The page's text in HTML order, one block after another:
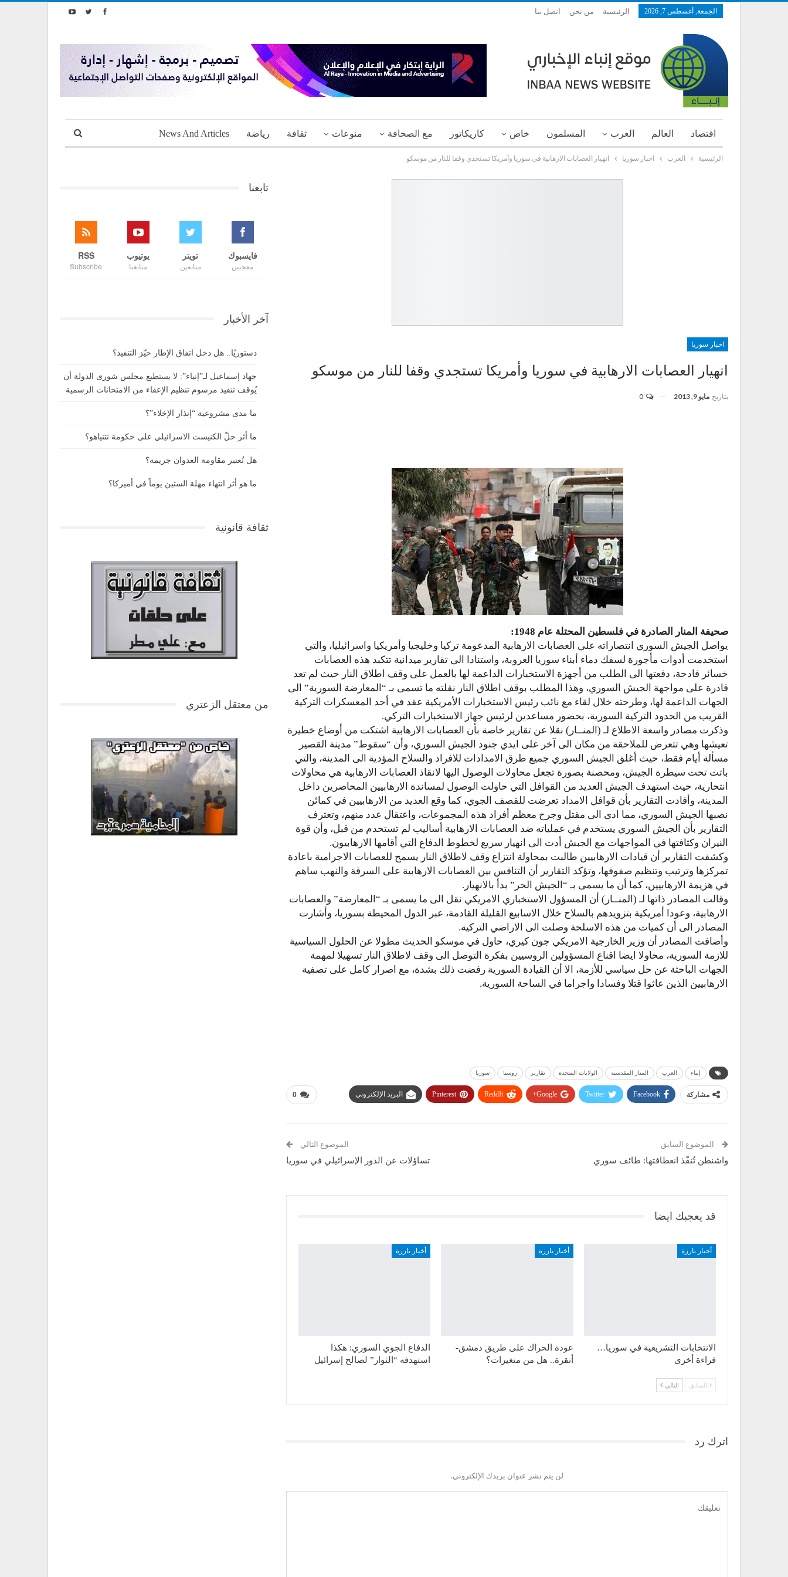
الجمعة, أغسطس 7, 2026 الرئيسية من نحن اتصل بنا
اقتصاد العالم العرب المسلمون خاص كاريكاتور مع الصحافة منوعات ثقافة رياضة News And Articles
الرئيسية العرب اخبار سوريا انهيار العصابات الارهابية في سوريا وأمريكا تستجدي وقفا للنار من موسكو
اخبار سوريا
انهيار العصابات الارهابية في سوريا وأمريكا تستجدي وقفا للنار من موسكو
بتاريخ مايو 9, 2013
صحيفة المنار الصادرة في فلسطين المحتلة عام 1948:
يواصل الجيش السوري انتصاراته على العصابات الارهابية المدعومة تركيا وخليجيا وأمريكيا واسرائيليا، والتي
استخدمت أدوات مأجورة لسفك دماء أبناء سوريا العروبة، واستنادا الى تقارير ميدانية تتكبد هذه العصابات
خسائر فادحة، دفعتها الى الطلب من أجهزة الاستخبارات الداعمة لها بالعمل على وقف اطلاق النار حيث لم تعد
قادرة على مواجهة الجيش السوري، وهذا المطلب بوقف اطلاق النار نقلته ما تسمى بـ “المعارضة السورية” الى
الجهات الداعمة لها، وطرحته خلال لقاء مع نائب رئيس الاستخبارات الأمريكية عقد في أحد المعسكرات التركية
القريب من الحدود التركية السورية، بحضور مساعدين لرئيس جهاز الاستخبارات التركي.
وذكرت مصادر واسعة الاطلاع لـ (المنــار) نقلا عن تقارير خاصة بأن العصابات الارهابية اشتكت من أوضاع خطيرة
تعيشها وهي تتعرض للملاحقة من مكان الى آخر على ايدي جنود الجيش السوري، وأن “سقوط” مدينة القصير
مسألة أيام فقط، حيث أغلق الجيش السوري جميع طرق الامدادات للافراد والسلاح المؤدية الى المدينة، والتي
باتت تحت سيطرة الجيش، ومحصنة بصورة تجعل محاولات الوصول اليها لانقاذ العصابات الارهابية هي محاولات
انتحارية، حيث استهدف الجيش العديد من القوافل التي حاولت الوصول لمساندة الارهابيين المحاصرين داخل
المدينة، وأفادت التقارير بأن قوافل الامداد تعرضت للقصف الجوي، كما وقع العديد من الارهابيين في كمائن
نصبها الجيش السوري، مما ادى الى مقتل وجرح معظم أفراد هذه المجموعات، واعتقال عدد منهم، وتعترف
التقارير بأن الجيش السوري يستخدم في عملياته ضد العصابات الارهابية أساليب لم تستحدم من قبل، وأن قوة
النيران وكثافتها في المواجهات مع الجبش أدت الى انهيار سريع لخطوط الدفاع التي أقامها الارهابيون.
وكشفت التقارير أن قيادات الارهابيين طالبت بمحاولة انتزاع وقف لاطلاق النار يسمح للعصابات الاجرامية باعادة
تمركزها وترتيب وتنظيم صفوفها، وتؤكد التقارير أن التنافس بين العصابات الارهابية على السرقة والنهب ساهم
في هزيمة الارهابيين، كما أن ما يسمى بـ “الجيش الحر” بدأ بالانهيار.
وقالت المصادر ذاتها لـ (المنــار) أن المسؤول الاستخباري الامريكي نقل الى ما يسمى بـ “المعارضة” والعصابات
الارهابية، وعودا أمريكية بتزويدهم بالسلاح خلال الاسابيع القليلة القادمة، عبر الدول المحيطة بسوريا، وأشارت
المصادر الى أن كميات من هذه الاسلحة وصلت الى الاراضي التركية.
وأضافت المصادر أن وزير الخارجية الامريكي جون كيري، حاول في موسكو الحديث مطولا عن الحلول السياسية
للازمة السورية، محاولا ايضا اقناع المسؤولين الروسيين بفكرة التوصل الى وقف لاطلاق النار تسهيلا لمهمة
الجهات الباحثة عن حل سياسي للأزمة، الا أن القيادة السورية رفضت ذلك بشدة، مع اصرار كامل على تصفية
الارهابيين الذين عاثوا قتلا وفسادا واجراما في الساحة السورية.
إنباء العرب المنار المقدسية الولايات المتحدة تقارير روسيا سوريا
0 مشاركة Facebook
Twitter
Google+
ReddIt
Pinterest البريد الإلكتروني
الموضوع السابق
واشنطن تُنفّذ انعطافتها: طائف سوري
الموضوع التالي
تساؤلات عن الدور الإسرائيلي في سوريا
قد يعجبك ايضا
أخبار بارزة
الانتخابات التشريعية في سوريا…
قراءة أخرى
أخبار بارزة
عودة الحراك على طريق دمشق-
أنقرة.. هل من متغيرات؟
أخبار بارزة
الدفاع الجوي السوري: هكذا
استهدفه “الثوار” لصالح إسرائيل
السابق التالي
اترك رد
لن يتم نشر عنوان بريدك الإلكتروني.
تابعنا
فايسبوك
معجبين
تويتر
متابعين
يوتيوب
متابعنا
RSS
Subscribe
آخر الأخبار
دستوريًا.. هل دخل اتفاق الإطار حيّز التنفيذ؟
جهاد إسماعيل لـ”إنباء”: لا يستطيع مجلس شورى الدولة أن
يُوقف تنفيذ مرسوم تنظيم الإعفاء من الامتحانات الرسمية
ما مدى مشروعية “إنذار الإخلاء”؟
ما أثر حلّ الكنيست الاسرائيلي على حكومة نتنياهو؟
هل تُعتبر مقاومة العدوان جريمة؟
ما هو أثر انتهاء مهلة الستين يوماً في أميركا؟
ثقافة قانونية
من معتقل الزعتري